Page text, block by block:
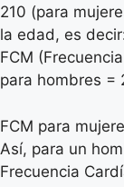
210 (para
la edad, es
FCM
para hombres =
FCM para
Así, para un
Frecuencia